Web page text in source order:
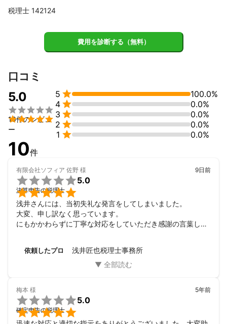
アピールポイント
考えています。
そのため、顧問税理士サービスにおいては、「即レス」を心がけ
税理士 142124
費用を診断する（無料）
口コミ
5.0


10件のレビュ
ー
5 
100.0%
4 
0.0%
3 
0.0%
2 
0.0%
1  0.0%
10件
有限会社ソフィア 佐野 様


5.0
決算申告の税理士
9日前
浅井さんには、当初失礼な発言をしてしまいました。
大変、申し訳なく思っています。
にもかかわらずに丁寧な対応をしていただき感謝の言葉しか
今後ともよろしくお願いいたします。
依頼したプロ 浅井匠也税理士事務所
梅本 様


5.0
確定申告の税理士
5年前